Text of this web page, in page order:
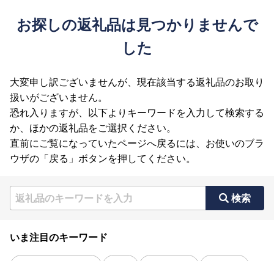
お探しの返礼品は見つかりませんで
した
大変申し訳ございませんが、現在該当する返礼品のお取り
扱いがございません。
恐れ入りますが、以下よりキーワードを入力して検索する
か、ほかの返礼品をご選択ください。
直前にご覧になっていたページへ戻るには、お使いのブラ
ウザの「戻る」ボタンを押してください。
検索
いま注目のキーワード